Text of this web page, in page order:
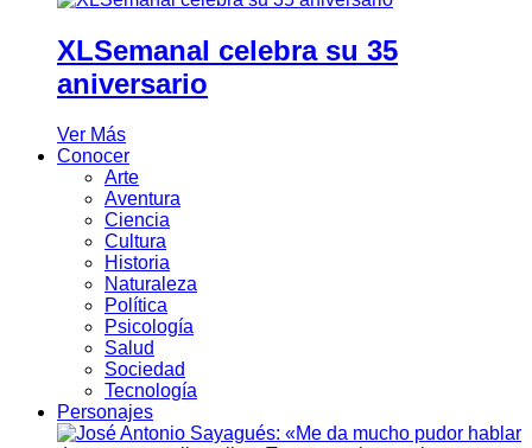
XLSemanal celebra su 35
aniversario
Ver Más
Conocer
Arte
Aventura
Ciencia
Cultura
Historia
Naturaleza
Política
Psicología
Salud
Sociedad
Tecnología
Personajes